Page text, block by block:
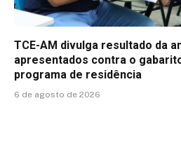
TCE-AM divulga resultado da
apresentados contra o
programa de residência
6 de agosto de 2026